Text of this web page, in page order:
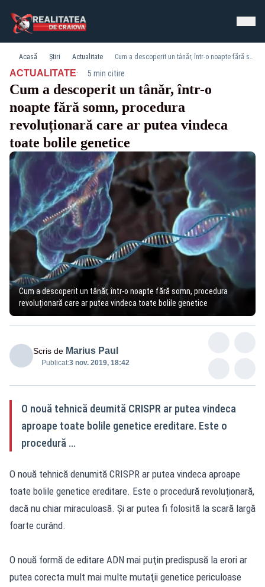
Acasă Știri Actualitate Cum a descoperit un tânăr, într-o noapte fără somn, procedura revoluționară care ar putea vindeca toate bolile genetice
ACTUALITATE· 5 min citire
Cum a descoperit un tânăr, într-o
noapte fără somn, procedura
revoluționară care ar putea vindeca
toate bolile genetice
Cum a descoperit un tânăr, într-o noapte fără somn, procedura
revoluționară care ar putea vindeca toate bolile genetice
Scris de Marius Paul
Publicat:3 nov. 2019, 18:42
O nouă tehnică deumită CRISPR ar putea vindeca
aproape toate bolile genetice ereditare. Este o
procedură ...
O nouă tehnică denumită CRISPR ar putea vindeca aproape
toate bolile genetice ereditare. Este o procedură revoluționară,
dacă nu chiar miraculoasă. Și ar putea fi folosită la scară largă
foarte curând.
O nouă formă de editare ADN mai puţin predispusă la erori ar
putea corecta mult mai multe mutaţii genetice periculoase